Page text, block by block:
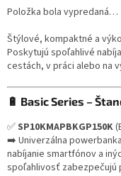
Položka bola vypredaná…
Štýlové, kompaktné a
Poskytujú spoľahlivé
cestách, v práci alebo na
🔋 Basic Series –
✅SP10KMAPBKGP150K
➡️ Univerzálna
nabíjanie smartfónov a
spoľahlivosť zabezpečujú